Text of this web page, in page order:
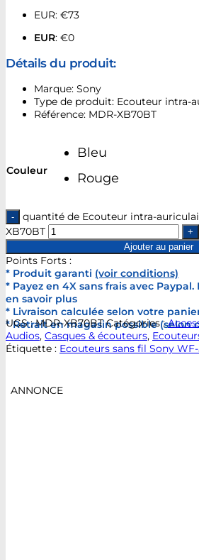
EUR: €73
EUR: €0
Détails du produit:
Marque: Sony
Type de produit: Ecouteur intra-
Référence: MDR-XB70BT
Couleur
Bleu
Rouge
quantité de Ecouteur intra-
XB70BT
Ajouter au panier
Points Forts :
* Produit garanti (voir conditions)
* Payez en 4X sans frais avec
en savoir plus
* Livraison calculée selon votre
* Retrait en magasin possible (selon
UGS :MDR-XB70BT Catégories :
Audios, Casques & écouteurs,
Étiquette : Ecouteurs sans fil Sony
ANNONCE